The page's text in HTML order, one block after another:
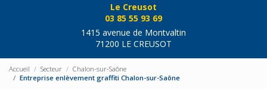
Le Creusot
03 85 55 93 69
1415 avenue de Montvaltin
71200 LE CREUSOT
Accueil Secteur
Chalon-sur-Saône
Entreprise enlèvement graffiti Chalon-sur-Saône